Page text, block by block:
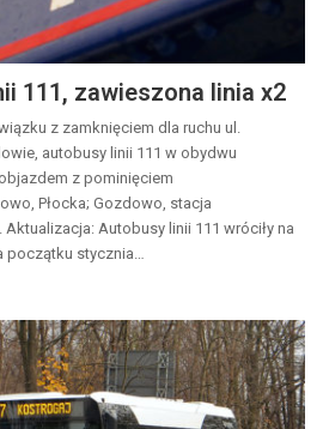
111, zawieszona linia x2
z zamknięciem dla ruchu ul.
autobusy linii 111 w obydwu
z pominięciem
Płocka; Gozdowo, stacja
Aktualizacja: Autobusy linii 111 wróciły na
początku stycznia…